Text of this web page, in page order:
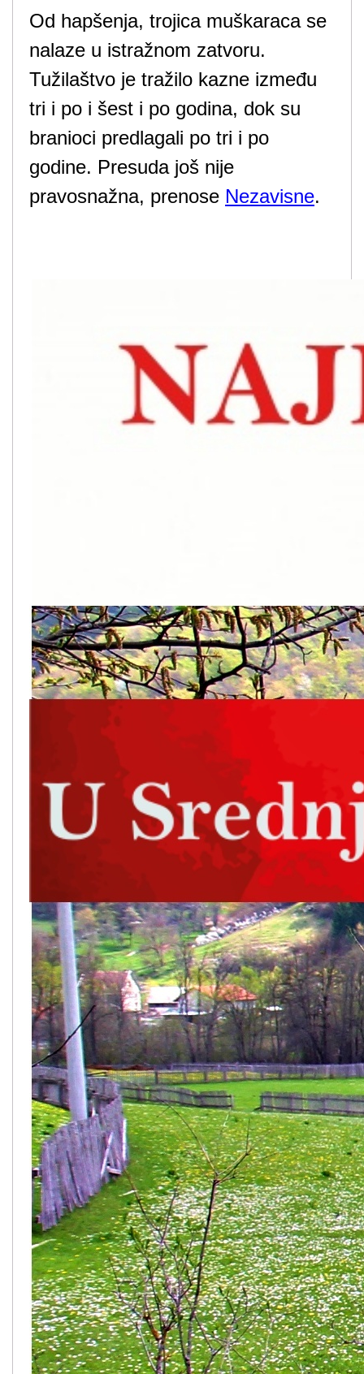
Od hapšenja, trojica muškaraca se
nalaze u istražnom zatvoru.
Tužilaštvo je tražilo kazne između
tri i po i šest i po godina, dok su
branioci predlagali po tri i po
godine. Presuda još nije
pravosnažna, prenose Nezavisne.